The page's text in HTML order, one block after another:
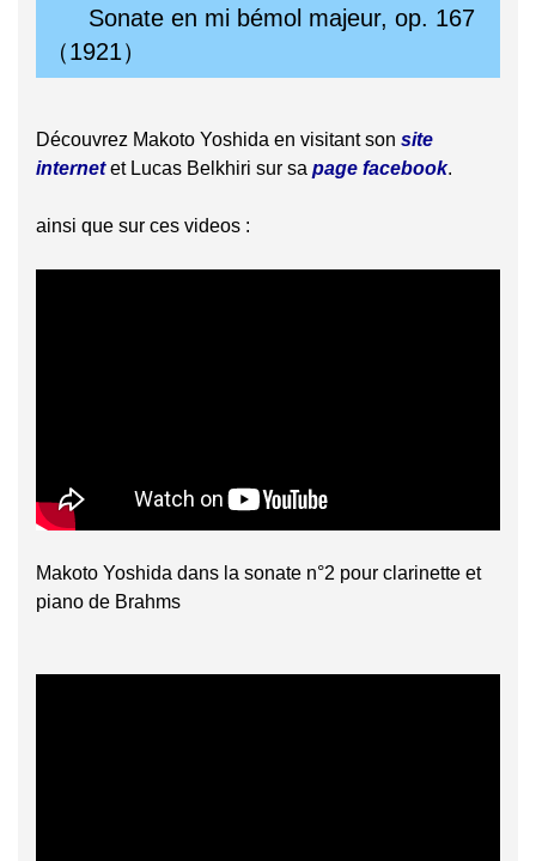
Sonate en mi bémol majeur, op. 167
（1921）
Découvrez Makoto Yoshida en visitant son site
internetet Lucas Belkhiri sur sa page facebook.
ainsi que sur ces videos :
Makoto Yoshida dans la sonate n°2 pour clarinette et
piano de Brahms